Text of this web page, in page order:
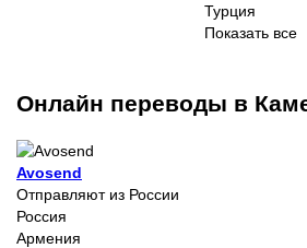
Турция
Показать все
Онлайн переводы в
Avosend
Отправляют из России
Россия
Армения